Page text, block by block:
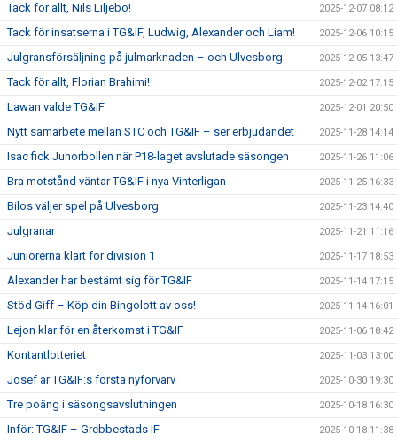
Tack för allt, Nils Liljebo! 2025-12-07 08:12
Tack för insatserna i TG&IF, Ludwig, Alexander och Liam! 2025-12-06 10:15
Julgransförsäljning på julmarknaden – och Ulvesborg 2025-12-05 13:47
Tack för allt, Florian Brahimi! 2025-12-02 17:15
Lawan valde TG&IF 2025-12-01 20:50
Nytt samarbete mellan STC och TG&IF – ser erbjudandet 2025-11-28 14:14
Isac fick Junorbollen när P18-laget avslutade säsongen 2025-11-26 11:06
Bra motstånd väntar TG&IF i nya Vinterligan 2025-11-25 16:33
Bilos väljer spel på Ulvesborg 2025-11-23 14:40
Julgranar 2025-11-21 11:16
Juniorerna klart för division 1 2025-11-17 18:53
Alexander har bestämt sig för TG&IF 2025-11-14 17:15
Stöd Giff – Köp din Bingolott av oss! 2025-11-14 16:01
Lejon klar för en återkomst i TG&IF 2025-11-06 18:42
Kontantlotteriet 2025-11-03 13:00
Josef är TG&IF:s första nyförvärv 2025-10-30 19:30
Tre poäng i säsongsavslutningen 2025-10-18 16:30
Inför: TG&IF – Grebbestads IF 2025-10-18 11:38